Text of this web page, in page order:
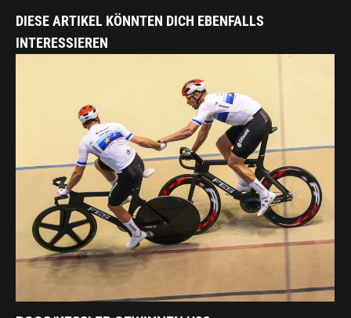
DIESE ARTIKEL KÖNNTEN DICH EBENFALLS
INTERESSIEREN